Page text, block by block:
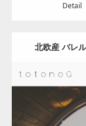
Detail
北欧産 バレ